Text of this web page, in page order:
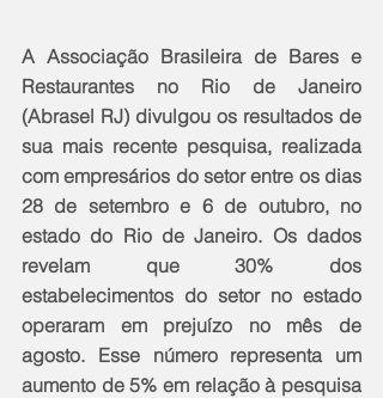
A Associação Brasileira de Bares e
Restaurantes no Rio de Janeiro
(Abrasel RJ) divulgou os resultados de
sua mais recente pesquisa, realizada
com empresários do setor entre os dias
28 de setembro e 6 de outubro, no
estado do Rio de Janeiro. Os dados
revelam que 30% dos
estabelecimentos do setor no estado
operaram em prejuízo no mês de
agosto. Esse número representa um
aumento de 5% em relação à pesquisa